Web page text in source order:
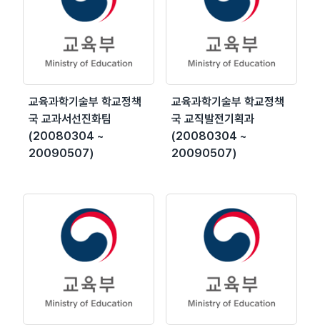
교육과학기술부 학교정책
국 교과서선진화팀
(20080304 ~
20090507)
교육과학기술부 학교정책
국 교직발전기획과
(20080304 ~
20090507)